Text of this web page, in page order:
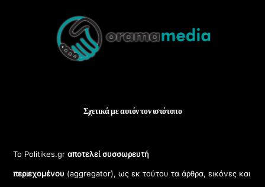
Top
Σχετικά με αυτόν τον ιστότοπο
Το Politikes.grαποτελεί συσσωρευτή
περιεχομένου (aggregator), ως εκ τούτου τα άρθρα, εικόνες και